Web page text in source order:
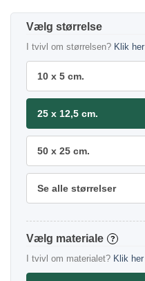
størrelse
I tvivl om størrelsen? Klik her
10 x 5 cm.
25 x 12,5 cm.
50 x 25 cm.
Se alle størrelser
materiale ?
I tvivl om materialet? Klik her